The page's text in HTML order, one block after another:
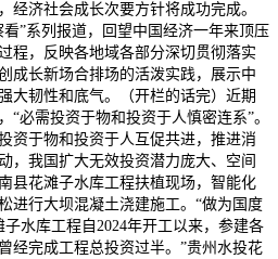
经济社会成长次要方针将成功完成。
”系列报道，回望中国经济一年来顶压
程，反映各地域各部分深切贯彻落实
成长新场合排场的活泼实践，展示中
大韧性和底气。（开栏的话完）近期
“必需投资于物和投资于人慎密连系”。
资于物和投资于人互促共进，推进消
，我国扩大无效投资潜力庞大、空间
县花滩子水库工程扶植现场，智能化
进行大坝混凝土浇建施工。“做为国度
水库工程自2024年开工以来，参建各
经完成工程总投资过半。”贵州水投花